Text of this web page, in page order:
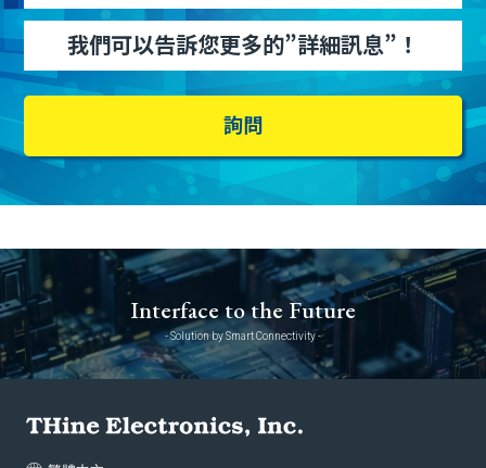
我們可以告訴您更多的”詳細訊息”！
詢問
Interface to the Future
- Solution by Smart Connectivity -